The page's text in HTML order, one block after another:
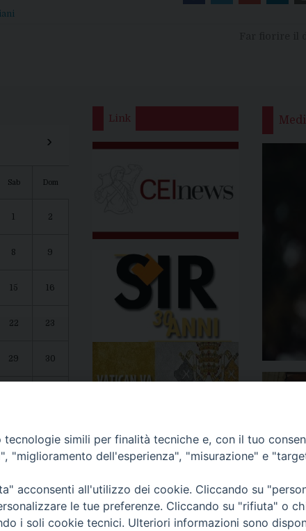
›
Sab Dom
2
8 9
15 16
22 23
29 30
Link
simili per finalità tecniche e, con il tuo
"miglioramento dell'esperienza", "misurazione" e
acconsenti all'utilizzo dei cookie. Cliccando su
le tue preferenze. Cliccando su "rifiuta" o
i soli cookie tecnici. Ulteriori informazioni sono